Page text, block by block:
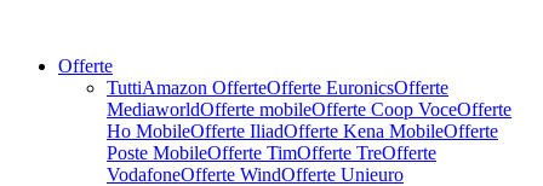
Offerte
TuttiAmazon OfferteOfferte EuronicsOfferte
MediaworldOfferte mobileOfferte Coop VoceOfferte
Ho MobileOfferte IliadOfferte Kena MobileOfferte
Poste MobileOfferte TimOfferte TreOfferte
VodafoneOfferte WindOfferte Unieuro